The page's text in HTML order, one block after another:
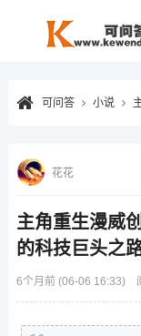
可问答 小说
主角重生漫威
的科技巨头之
6个月前 (06-06 16:33)
花花